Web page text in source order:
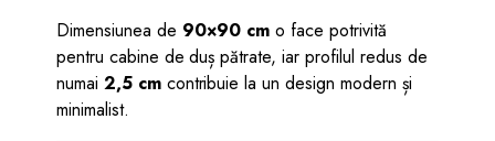
Dimensiunea de 90×90 cm o face potrivită
pentru cabine de duș pătrate, iar profilul redus de
numai 2,5 cmcontribuie la un design modern și
minimalist.